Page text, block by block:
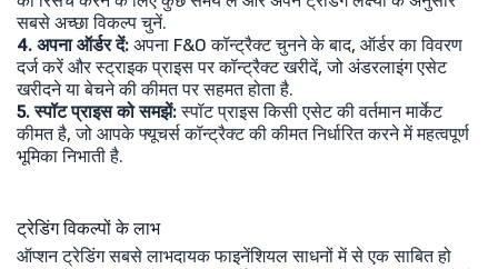
सबसे अच्छा विकल्प चुनें.
4. अपना ऑर्डर दें: अपना F&O कॉन्ट्रैक्ट चुनने के बाद, ऑर्डर का विवरण
दर्ज करें और स्ट्राइक प्राइस पर कॉन्ट्रैक्ट खरीदें, जो अंडरलाइंग एसेट
खरीदने या बेचने की कीमत पर सहमत होता है.
5. स्पॉट प्राइस को समझें:स्पॉट प्राइस किसी एसेट की वर्तमान मार्केट
कीमत है, जो आपके फ्यूचर्स कॉन्ट्रैक्ट की कीमत निर्धारित करने में महत्वपूर्ण
भूमिका निभाती है.
ट्रेडिंग विकल्पों के लाभ
ऑप्शन ट्रेडिंग सबसे लाभदायक फाइनेंशियल साधनों में से एक साबित हो